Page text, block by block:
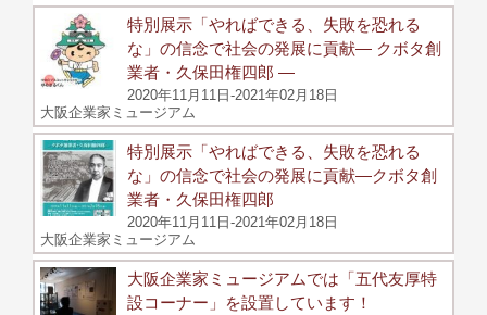
特別展示「やればできる、失敗を恐れる
な」の信念で社会の発展に貢献― クボタ創
業者・久保田権四郎 ―
2020年11月11日-2021年02月18日
大阪企業家ミュージアム
特別展示「やればできる、失敗を恐れる
な」の信念で社会の発展に貢献―クボタ創
業者・久保田権四郎
2020年11月11日-2021年02月18日
大阪企業家ミュージアム
大阪企業家ミュージアムでは「五代友厚特
設コーナー」を設置しています！